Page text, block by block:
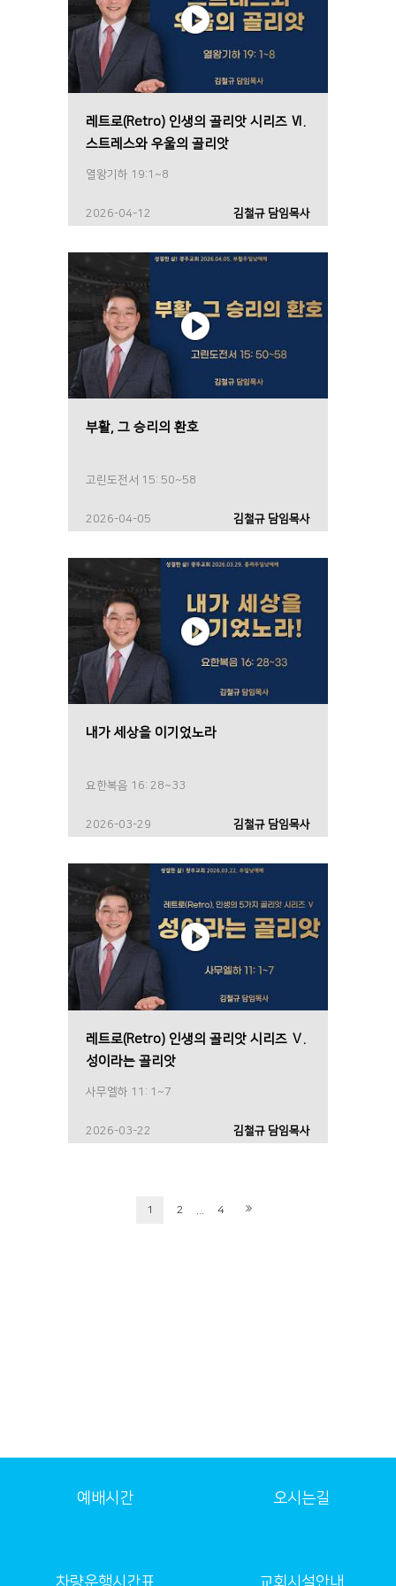
레트로(Retro) 인생의 골리앗 시리즈 Ⅵ.
스트레스와 우울의 골리앗
열왕기하 19:1~8
2026-04-12 김철규 담임목사
부활, 그 승리의 환호
고린도전서 15: 50~58
2026-04-05 김철규 담임목사
내가 세상을 이기었노라
요한복음 16: 28~33
2026-03-29 김철규 담임목사
레트로(Retro) 인생의 골리앗 시리즈 Ⅴ.
성이라는 골리앗
사무엘하 11: 1~7
2026-03-22 김철규 담임목사
1 2 4
예배시간 오시는길
차량운행시간표 교회시설안내